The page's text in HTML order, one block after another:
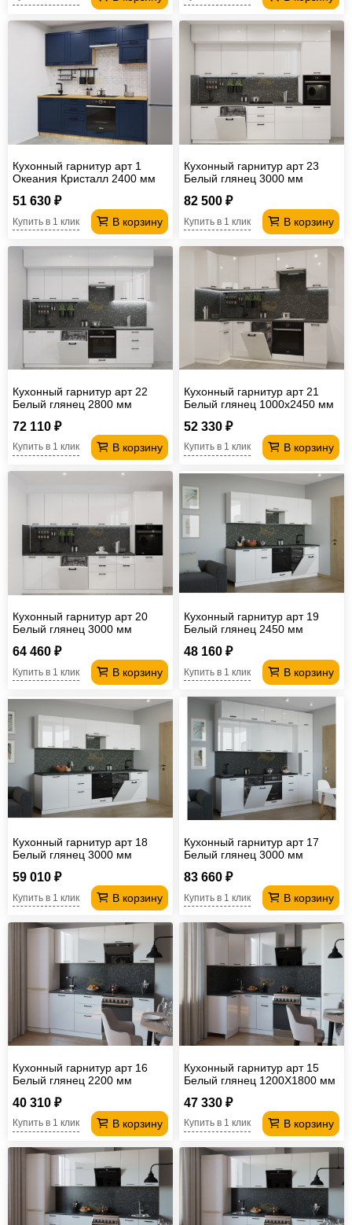
Кухонный гарнитур арт 1
Океания Кристалл 2400 мм
51 630 ₽
В корзину
Купить в 1 клик
Кухонный гарнитур арт 23
Белый глянец 3000 мм
82 500 ₽
В корзину
Купить в 1 клик
Кухонный гарнитур арт 22
Белый глянец 2800 мм
72 110 ₽
В корзину
Купить в 1 клик
Кухонный гарнитур арт 21
Белый глянец 1000х2450 мм
52 330 ₽
В корзину
Купить в 1 клик
Кухонный гарнитур арт 20
Белый глянец 3000 мм
64 460 ₽
В корзину
Купить в 1 клик
Кухонный гарнитур арт 19
Белый глянец 2450 мм
48 160 ₽
В корзину
Купить в 1 клик
Кухонный гарнитур арт 18
Белый глянец 3000 мм
59 010 ₽
В корзину
Купить в 1 клик
Кухонный гарнитур арт 17
Белый глянец 3000 мм
83 660 ₽
В корзину
Купить в 1 клик
Кухонный гарнитур арт 16
Белый глянец 2200 мм
40 310 ₽
В корзину
Купить в 1 клик
Кухонный гарнитур арт 15
Белый глянец 1200Х1800 мм
47 330 ₽
В корзину
Купить в 1 клик